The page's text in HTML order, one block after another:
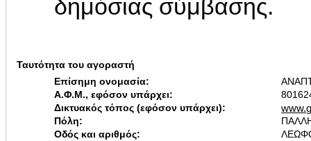
δημόσιας σύμβασης.
Ταυτότητα του αγοραστή
Επίσημη ονομασία:
Α.Φ.Μ., εφόσον υπάρχει:
Δικτυακός τόπος (εφόσον υπάρχει):
Πόλη:
Οδός και αριθμός: